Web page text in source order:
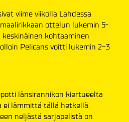
viime viikolla Lahdessa.
ottelun lukemin 5-
kohtaaminen
Pelicans voitti lukemin 2-3
länsirannikon kiertueelta
ei lämmittä tällä hetkellä.
neljästä sarjapelistä on